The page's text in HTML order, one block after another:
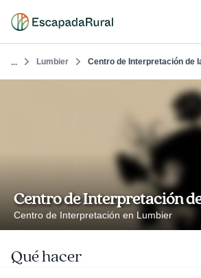
... Lumbier Centro de Interpretación de
Centro de Interpretación
Centro de Interpretación en Lumbier
Qué hacer